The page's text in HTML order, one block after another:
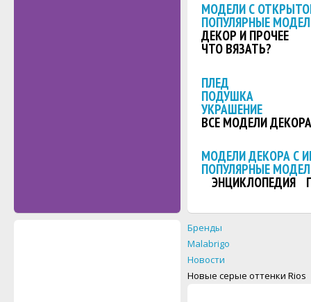
МОДЕЛИ С
ПОПУЛЯРНЫЕ
ДЕКОР И ПРОЧЕЕ
ЧТО ВЯЗАТЬ?
ПЛЕД
ПОДУШКА
УКРАШЕНИЕ
ВСЕ МОДЕЛИ ДЕКОРА
МОДЕЛИ ДЕКОРА С
ПОПУЛЯРНЫЕ
ЭНЦИКЛОПЕДИЯ
Бренды
Malabrigo
Новости
Новые серые оттенки Rios